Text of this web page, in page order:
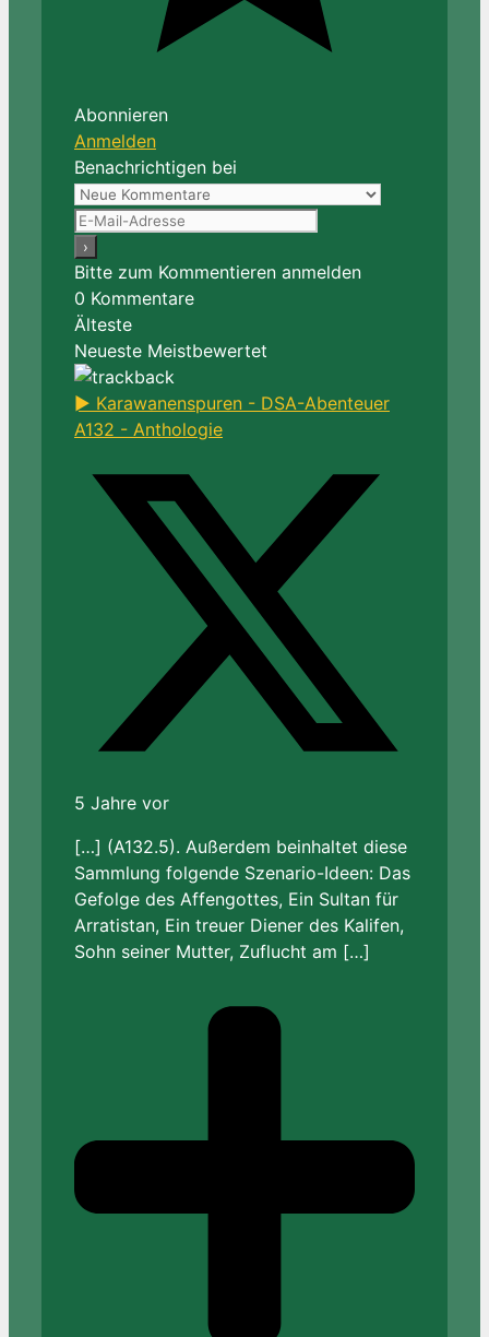
Abonnieren
Anmelden
Benachrichtigen bei
Bitte zum Kommentieren anmelden
0 Kommentare
Älteste
Neueste Meistbewertet
► Karawanenspuren - DSA-Abenteuer
A132 - Anthologie
5 Jahre vor
[…] (A132.5). Außerdem beinhaltet diese
Sammlung folgende Szenario-Ideen: Das
Gefolge des Affengottes, Ein Sultan für
Arratistan, Ein treuer Diener des Kalifen,
Sohn seiner Mutter, Zuflucht am […]